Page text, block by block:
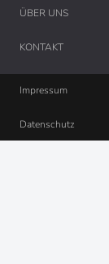
ÜBER UNS
KONTAKT
Impressum
Datenschutz